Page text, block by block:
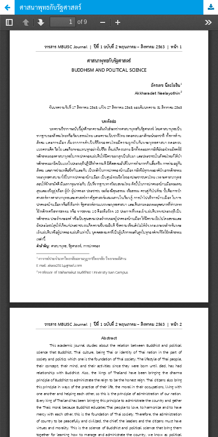
ศาสนาพุทธกับรัฐศาสตร์